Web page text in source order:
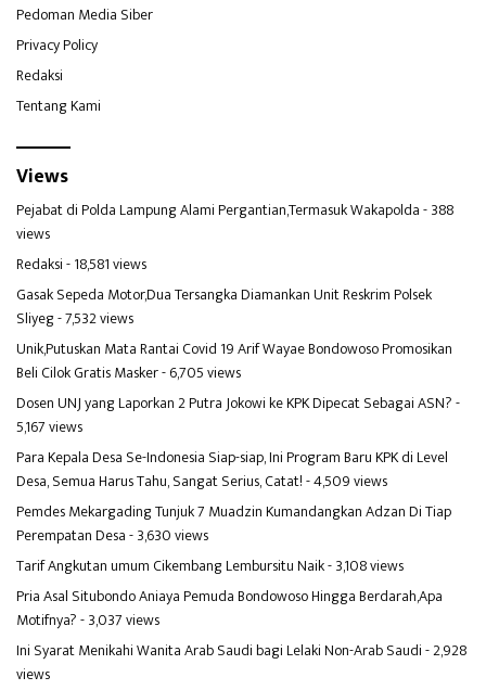
Pedoman Media Siber
Privacy Policy
Redaksi
Tentang Kami
Views
Pejabat di Polda Lampung Alami Pergantian,Termasuk Wakapolda- 388
views
Redaksi- 18,581 views
Gasak Sepeda Motor,Dua Tersangka Diamankan Unit Reskrim Polsek
Sliyeg- 7,532 views
Unik,Putuskan Mata Rantai Covid 19 Arif Wayae Bondowoso Promosikan
Beli Cilok Gratis Masker- 6,705 views
Dosen UNJ yang Laporkan 2 Putra Jokowi ke KPK Dipecat Sebagai ASN?-
5,167 views
Para Kepala Desa Se-Indonesia Siap-siap, Ini Program Baru KPK di Level
Desa, Semua Harus Tahu, Sangat Serius, Catat!- 4,509 views
Pemdes Mekargading Tunjuk 7 Muadzin Kumandangkan Adzan Di Tiap
Perempatan Desa- 3,630 views
Tarif Angkutan umum Cikembang Lembursitu Naik- 3,108 views
Pria Asal Situbondo Aniaya Pemuda Bondowoso Hingga Berdarah,Apa
Motifnya?- 3,037 views
Ini Syarat Menikahi Wanita Arab Saudi bagi Lelaki Non-Arab Saudi- 2,928
views